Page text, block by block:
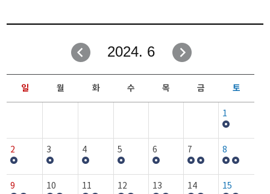
2024. 6
일 월 화 수 목 금 토
1
2 3 4 5 6 7 8
9 10 11 12 13 14 15